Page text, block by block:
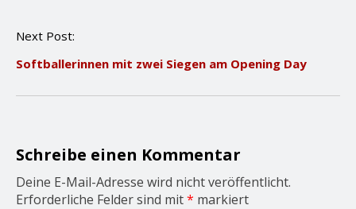
a
i
o
n
Next Post:
Softballerinnen mit zwei Siegen am Opening Day
Schreibe einen Kommentar
Deine E-Mail-Adresse wird nicht veröffentlicht.
Erforderliche Felder sind mit* markiert